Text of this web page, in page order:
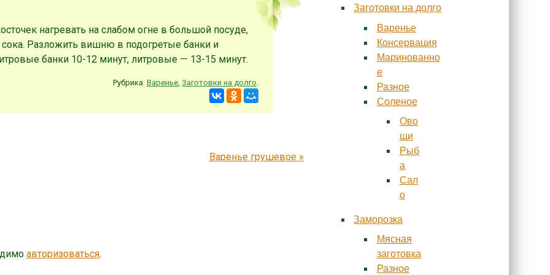
нагревать на слабом огне в большой посуде,
Разложить вишню в подогретые банки и
банки 10-12 минут, литровые — 13-15 минут.
Рубрика:Варенье Заготовки на долго
Варенье грушевое »
авторизоваться.
Заготовки на долго
Варенье
Консервация
Маринованно
е
Разное
Соленое
Ово
щи
Рыб
а
Сал
о
Заморозка
Мясная
заготовка
Разное